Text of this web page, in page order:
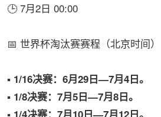
🕒 7月2日 00:00
📅 世界杯淘汰赛赛程（北京时间）
▪️ 1/16决赛：6月29日—7月4日。
▪️ 1/8决赛：7月5日—7月8日。
▪️ 1/4决赛：7月10日—7月12日。